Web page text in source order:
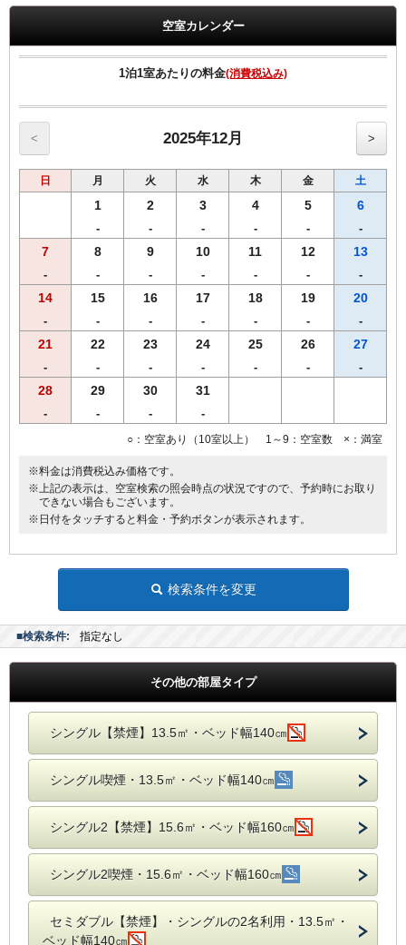
2020年4月1日より福岡県宿泊税条例に伴い、ご宿泊料金に応じた宿泊
別途申し受けますのであらかじめご了承願います。
【宿泊税額：室料(税別）お1人様1泊あたり】
20,000円未満200円
空室カレンダー
1泊1室あたりの料金(消費税込み)
< 2025年12月 >
日 月 火 水 木 金 土
1
-
2
-
3
-
4
-
5
-
6
-
7
-
8
-
9
-
10
-
11
-
12
-
13
-
14
-
15
-
16
-
17
-
18
-
19
-
20
-
21
-
22
-
23
-
24
-
25
-
26
-
27
-
28
-
29
-
30
-
31
-
○：空室あり（10室以上） 1～9：空室数 ×：満室
※料金は消費税込み価格です。
※上記の表示は、空室検索の照会時点の状況ですので、予約時にお取り
できない場合もございます。
※日付をタッチすると料金・予約ボタンが表示されます。
検索条件を変更
■検索条件: 指定なし
その他の部屋タイプ
シングル【禁煙】13.5㎡・ベッド幅140㎝
シングル喫煙・13.5㎡・ベッド幅140㎝
シングル2【禁煙】15.6㎡・ベッド幅160㎝
シングル2喫煙・15.6㎡・ベッド幅160㎝
セミダブル【禁煙】・シングルの2名利用・13.5㎡・
ベッド幅140㎝